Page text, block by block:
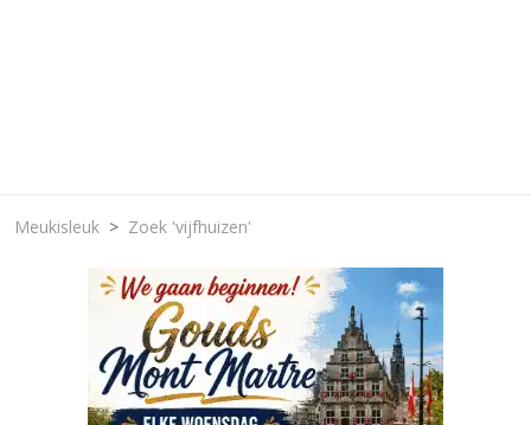
Meukisleuk Zoek 'vijfhuizen'